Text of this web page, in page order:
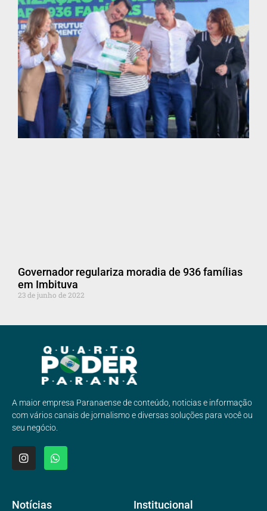
Governador regulariza moradia de 936 famílias
em Imbituva
23 de junho de 2022
A maior empresa Paranaense de conteúdo, noticias e informação
com vários canais de jornalismo e diversas soluções para você ou
seu negócio.
Notícias Institucional